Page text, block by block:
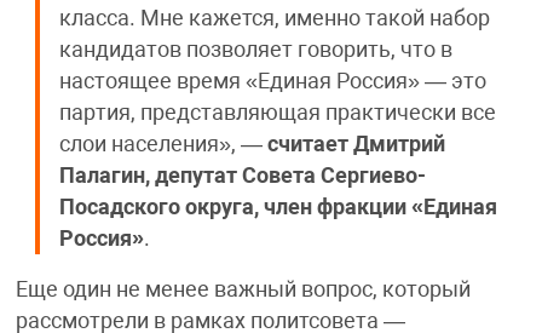
класса. Мне кажется, именно такой набор
кандидатов позволяет говорить, что в
настоящее время «Единая Россия» — это
партия, представляющая практически все
слои населения», — считает Дмитрий
Палагин, депутат Совета Сергиево-
Посадского округа, член фракции «Единая
Россия».
Еще один не менее важный вопрос, который
рассмотрели в рамках политсовета —